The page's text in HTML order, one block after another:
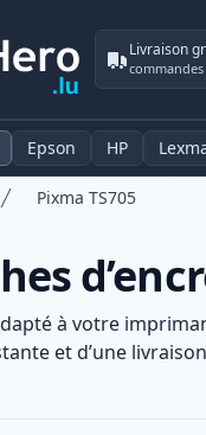
Livraison
commandes
Epson HP
Pixma TS705
à votre
et d’une